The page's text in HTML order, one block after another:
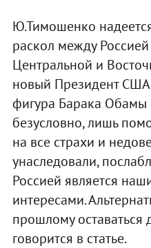
Ю.Тимошенко
раскол между
Центральной и
новый Президент
фигура Барака Обамы
безусловно, лишь
на все страхи и
унаследовали,
Россией является
интересами.
прошлому оставаться
говорится в статье.